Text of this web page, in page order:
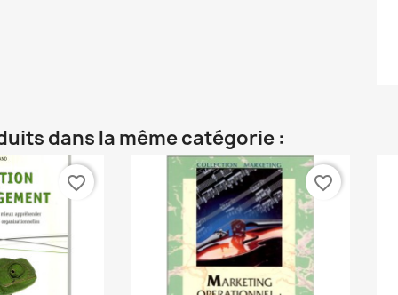
dans la même catégorie :
favorite_border favorite_border